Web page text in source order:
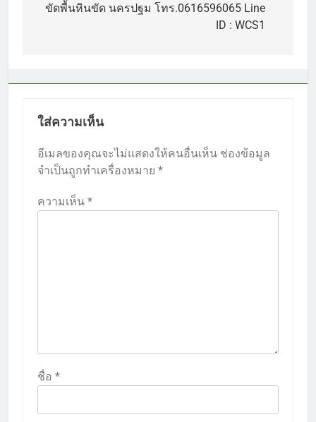
เรื่อง
ขัดพื้นหินขัด นครปฐม โทร.0616596065 Line
ID : WCS1
ใส่ความเห็น
อีเมลของคุณจะไม่แสดงให้คนอื่นเห็น ช่องข้อมูล
จำเป็นถูกทำเครื่องหมาย *
ความเห็น *
ชื่อ *